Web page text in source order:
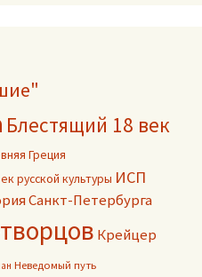
Блестящий 18 век
Греция
русской культуры ИСП
Санкт-Петербурга
Крейцер
Неведомый путь